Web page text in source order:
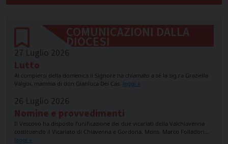
COMUNICAZIONI DALLA
DIOCESI
27 Luglio 2026
Lutto
Al compiersi della domenica il Signore ha chiamato a sé la sig.ra Graziella
Valgoi, mamma di don Gianluca Dei Cas. leggi »
26 Luglio 2026
Nomine e provvedimenti
Il Vescovo ha disposto l’unificazione dei due vicariati della Valchiavenna
costituendo il Vicariato di Chiavenna e Gordona. Mons. Marco Folladori…
leggi »